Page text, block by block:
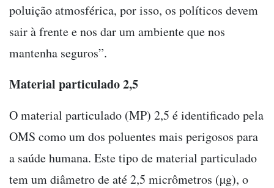
poluição atmosférica, por isso, os políticos devem
sair à frente e nos dar um ambiente que nos
mantenha seguros”.
Material particulado 2,5
O material particulado (MP) 2,5 é identificado pela
OMS como um dos poluentes mais perigosos para
a saúde humana. Este tipo de material particulado
tem um diâmetro de até 2,5 micrômetros (µg), o